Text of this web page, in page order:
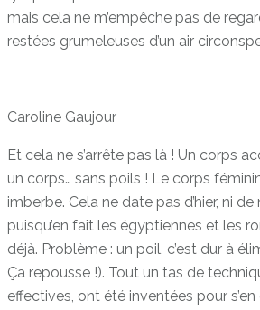
mais cela ne m’empêche pas de
restées grumeleuses d’un air
Caroline Gaujour
Et cela ne s’arrête pas là ! Un corps
un corps… sans poils ! Le corps
imberbe. Cela ne date pas d’hier, ni
puisqu’en fait les égyptiennes et les
déjà. Problème : un poil, c’est dur à
Ça repousse !). Tout un tas de
effectives, ont été inventées pour